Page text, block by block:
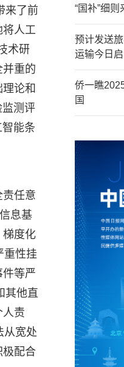
来了前
人工
术研
并重的
论和
测评
能条
任意
息基
梯度化
重性挂
等严
其他直
人责
从宽处
极配合
“国补”细则
预计发送
运输今日
侨一瞧
国